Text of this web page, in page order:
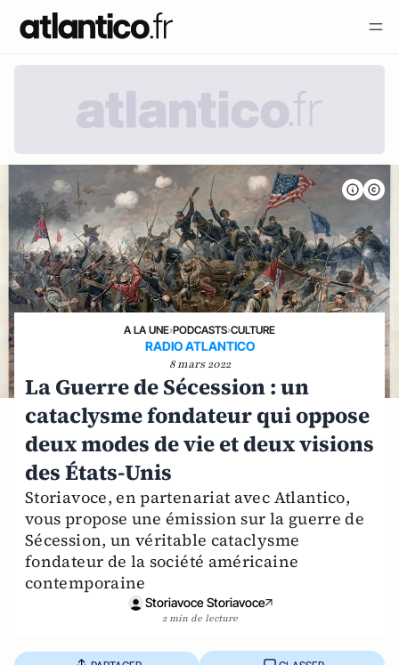
A LA UNE›PODCASTS›CULTURE
RADIO ATLANTICO
8 mars 2022
La Guerre de Sécession : un
cataclysme fondateur qui oppose
deux modes de vie et deux visions
des États-Unis
Storiavoce, en partenariat avec Atlantico,
vous propose une émission sur la guerre de
Sécession, un véritable cataclysme
fondateur de la société américaine
contemporaine
Storiavoce Storiavoce
2 min de lecture